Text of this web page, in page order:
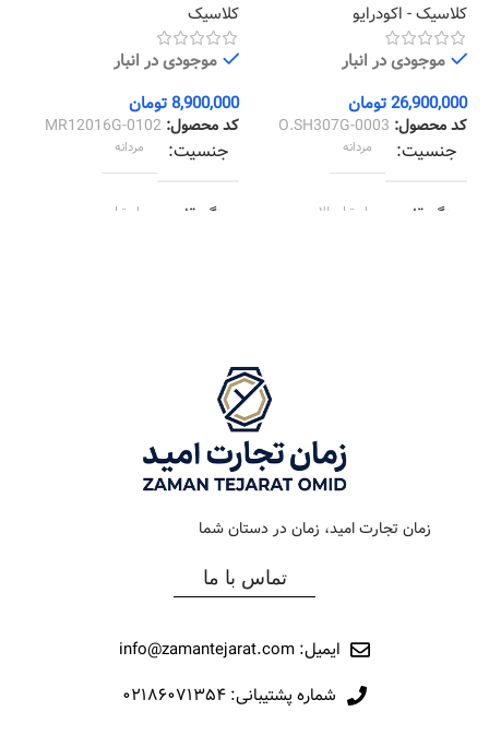
کلاسیک - اکودرایو
موجودی در انبار
26,900,000تومان
کد محصول: O.SH307G-0003
جنسیت مردانه
رنگ قاب استیل طلایی
کلاسیک – اکودرایو
رفرانس 307
کلاسیک
موجودی در انبار
8,900,000تومان
کد محصول: MR12016G-0102
جنسیت مردانه
رنگ قاب استیل
جنس بند
نوع ساعت
رفرانس
برند
زمان تجارت امید، زمان در دستان شما
تماس با ما
ایمیل: info@zamantejarat.com
شماره پشتیبانی: ۰۲۱۸۶۰۷۱۳۵۴